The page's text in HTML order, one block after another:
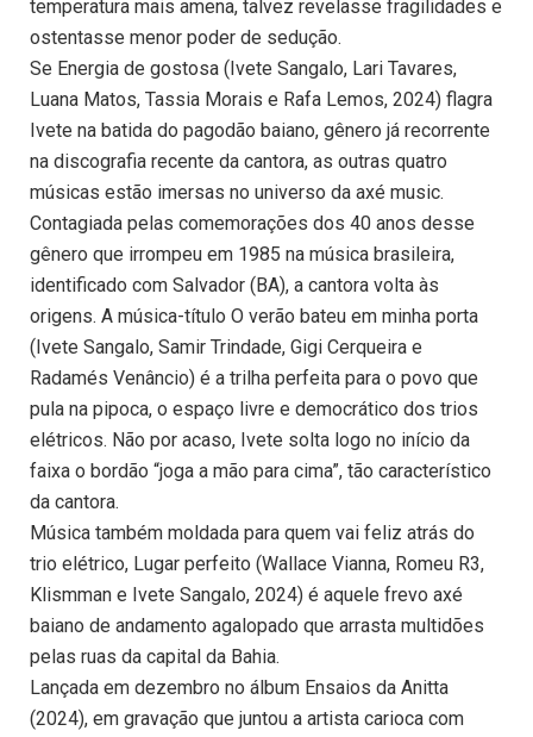
temperatura mais amena, talvez revelasse fragilidades e
ostentasse menor poder de sedução.
Se Energia de gostosa (Ivete Sangalo, Lari Tavares,
Luana Matos, Tassia Morais e Rafa Lemos, 2024) flagra
Ivete na batida do pagodão baiano, gênero já recorrente
na discografia recente da cantora, as outras quatro
músicas estão imersas no universo da axé music.
Contagiada pelas comemorações dos 40 anos desse
gênero que irrompeu em 1985 na música brasileira,
identificado com Salvador (BA), a cantora volta às
origens. A música-título O verão bateu em minha porta
(Ivete Sangalo, Samir Trindade, Gigi Cerqueira e
Radamés Venâncio) é a trilha perfeita para o povo que
pula na pipoca, o espaço livre e democrático dos trios
elétricos. Não por acaso, Ivete solta logo no início da
faixa o bordão “joga a mão para cima”, tão característico
da cantora.
Música também moldada para quem vai feliz atrás do
trio elétrico, Lugar perfeito (Wallace Vianna, Romeu R3,
Klismman e Ivete Sangalo, 2024) é aquele frevo axé
baiano de andamento agalopado que arrasta multidões
pelas ruas da capital da Bahia.
Lançada em dezembro no álbum Ensaios da Anitta
(2024), em gravação que juntou a artista carioca com